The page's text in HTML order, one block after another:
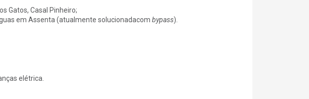
Gatos, Casal Pinheiro;
em Assenta (atualmente solucionadacom bypass).
elétrica.